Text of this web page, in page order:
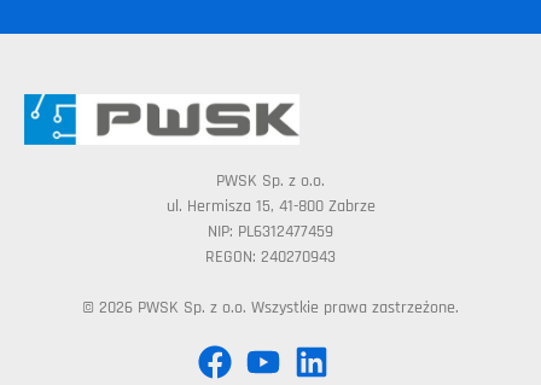
PWSK Sp. z o.o.
ul. Hermisza 15, 41-800 Zabrze
NIP: PL6312477459
REGON: 240270943
© 2026 PWSK Sp. z o.o. Wszystkie prawa zastrzeżone.